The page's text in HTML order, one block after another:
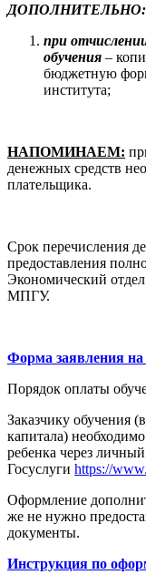
ДОПОЛНИТЕЛЬНО:
при
обучения –
бюджетную
института;
НАПОМИНАЕМ:
денежных средств
плательщика.
Срок перечисления
предоставления
Экономический
МПГУ.
Форма заявления на
Порядок оплаты
Заказчику обучения
капитала)
ребенка через
Госуслуги https://
Оформление
же не нужно
документы.
Инструкция по